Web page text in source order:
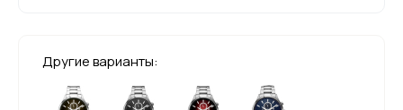
Другие варианты: